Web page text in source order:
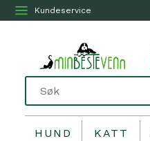
Kundeservice
HUND KATT